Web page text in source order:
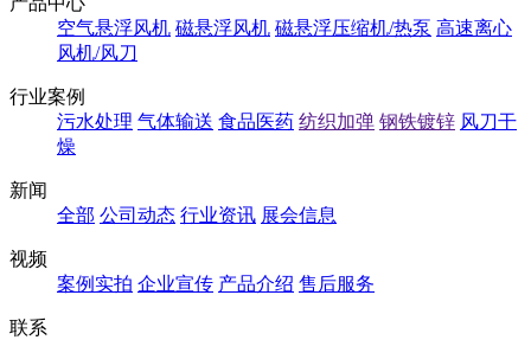
空气悬浮风机 磁悬浮风机 磁悬浮压缩机/热泵 高速离心
风机/风刀
行业案例
污水处理 气体输送 食品医药 纺织加弹 钢铁镀锌 风刀干
燥
新闻
全部 公司动态 行业资讯 展会信息
视频
案例实拍 企业宣传 产品介绍 售后服务
联系